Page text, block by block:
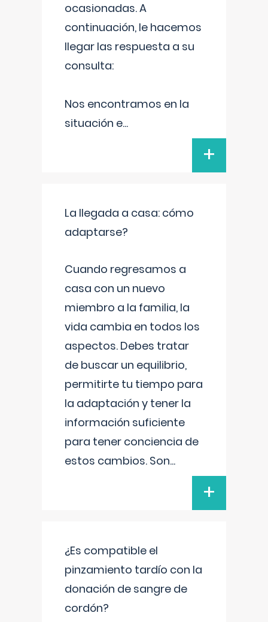
ocasionadas. A
continuación, le hacemos
llegar las respuesta a su
consulta:
Nos encontramos en la
situación e...
+
La llegada a casa: cómo
adaptarse?
Cuando regresamos a
casa con un nuevo
miembro a la familia, la
vida cambia en todos los
aspectos. Debes tratar
de buscar un equilibrio,
permitirte tu tiempo para
la adaptación y tener la
información suficiente
para tener conciencia de
estos cambios. Son...
+
¿Es compatible el
pinzamiento tardío con la
donación de sangre de
cordón?